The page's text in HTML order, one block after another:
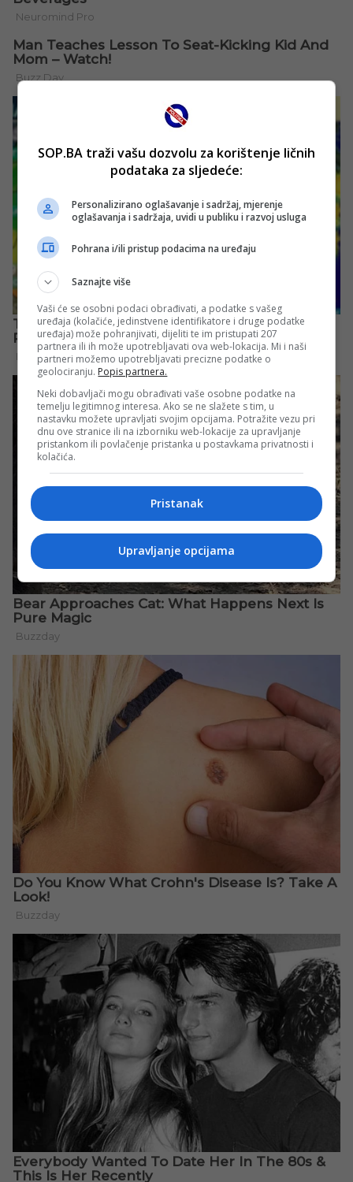
SOP.BA traži vašu dozvolu za korištenje ličnih
podataka za sljedeće:
Personalizirano oglašavanje i sadržaj, mjerenje
oglašavanja i sadržaja, uvidi u publiku i razvoj usluga
Pohrana i/ili pristup podacima na uređaju
Saznajte više
Vaši će se osobni podaci obrađivati, a podatke s vašeg
uređaja (kolačiće, jedinstvene identifikatore i druge podatke
uređaja) može pohranjivati, dijeliti te im pristupati 207
partnera ili ih može upotrebljavati ova web-lokacija. Mi i naši
partneri možemo upotrebljavati precizne podatke o
geolociranju. Popis partnera.
Neki dobavljači mogu obrađivati vaše osobne podatke na
temelju legitimnog interesa. Ako se ne slažete s tim, u
nastavku možete upravljati svojim opcijama. Potražite vezu pri
dnu ove stranice ili na izborniku web-lokacije za upravljanje
pristankom ili povlačenje pristanka u postavkama privatnosti i
kolačića.
Pristanak
Upravljanje opcijama